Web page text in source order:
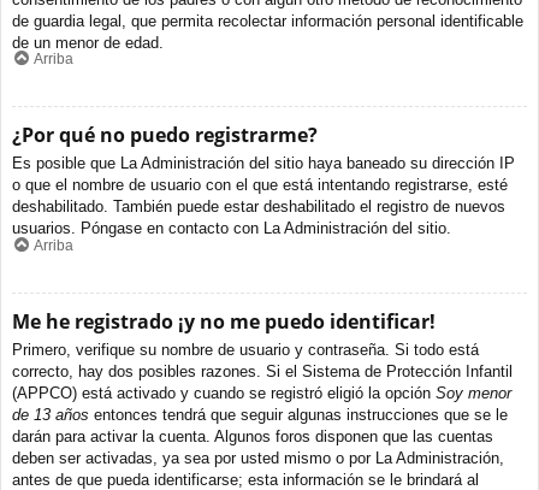
de guardia legal, que permita recolectar información personal identificable
de un menor de edad.
Arriba
¿Por qué no puedo registrarme?
Es posible que La Administración del sitio haya baneado su dirección IP
o que el nombre de usuario con el que está intentando registrarse, esté
deshabilitado. También puede estar deshabilitado el registro de nuevos
usuarios. Póngase en contacto con La Administración del sitio.
Arriba
Me he registrado ¡y no me puedo identificar!
Primero, verifique su nombre de usuario y contraseña. Si todo está
correcto, hay dos posibles razones. Si el Sistema de Protección Infantil
(APPCO) está activado y cuando se registró eligió la opción Soy menor
de 13 años entonces tendrá que seguir algunas instrucciones que se le
darán para activar la cuenta. Algunos foros disponen que las cuentas
deben ser activadas, ya sea por usted mismo o por La Administración,
antes de que pueda identificarse; esta información se le brindará al